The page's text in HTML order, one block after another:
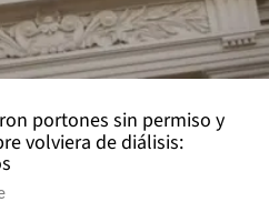
portones sin permiso y
volviera de diálisis: